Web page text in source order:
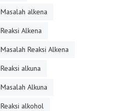
Masalah alkena
Reaksi Alkena
Masalah Reaksi Alkena
Reaksi alkuna
Masalah Alkuna
Reaksi alkohol